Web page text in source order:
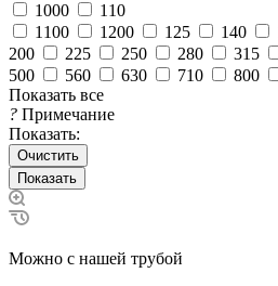
1000
110
1100
1200 125 140
200
225 250 280 315
500
560 630 710 800
Показать все
? Примечание
Показать:
Очистить
Можно с нашей трубой